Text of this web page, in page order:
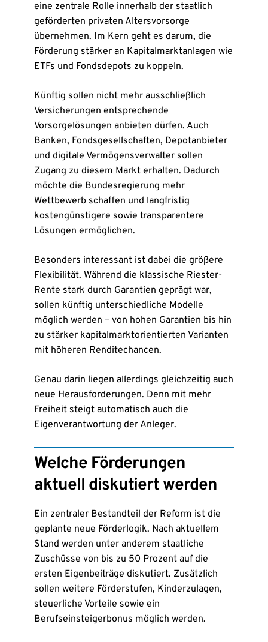
eine zentrale Rolle innerhalb der staatlich
geförderten privaten Altersvorsorge
übernehmen. Im Kern geht es darum, die
Förderung stärker an Kapitalmarktanlagen wie
ETFs und Fondsdepots zu koppeln.
Künftig sollen nicht mehr ausschließlich
Versicherungen entsprechende
Vorsorgelösungen anbieten dürfen. Auch
Banken, Fondsgesellschaften, Depotanbieter
und digitale Vermögensverwalter sollen
Zugang zu diesem Markt erhalten. Dadurch
möchte die Bundesregierung mehr
Wettbewerb schaffen und langfristig
kostengünstigere sowie transparentere
Lösungen ermöglichen.
Besonders interessant ist dabei die größere
Flexibilität. Während die klassische Riester-
Rente stark durch Garantien geprägt war,
sollen künftig unterschiedliche Modelle
möglich werden – von hohen Garantien bis hin
zu stärker kapitalmarktorientierten Varianten
mit höheren Renditechancen.
Genau darin liegen allerdings gleichzeitig auch
neue Herausforderungen. Denn mit mehr
Freiheit steigt automatisch auch die
Eigenverantwortung der Anleger.
Welche Förderungen
aktuell diskutiert werden
Ein zentraler Bestandteil der Reform ist die
geplante neue Förderlogik. Nach aktuellem
Stand werden unter anderem staatliche
Zuschüsse von bis zu 50 Prozent auf die
ersten Eigenbeiträge diskutiert. Zusätzlich
sollen weitere Förderstufen, Kinderzulagen,
steuerliche Vorteile sowie ein
Berufseinsteigerbonus möglich werden.